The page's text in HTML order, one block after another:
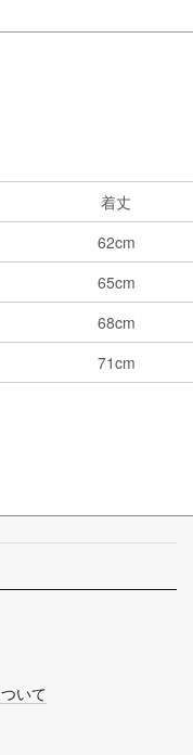
着丈
62cm
65cm
68cm
71cm
いて